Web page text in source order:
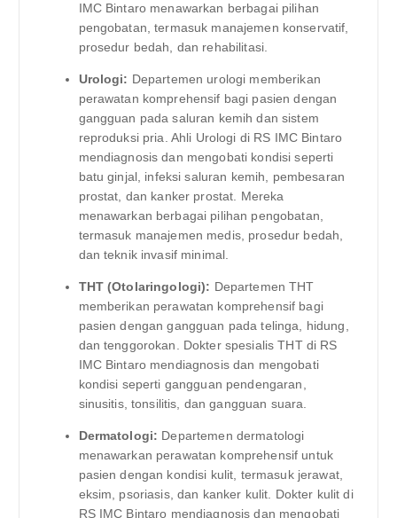
IMC Bintaro menawarkan berbagai pilihan
pengobatan, termasuk manajemen konservatif,
prosedur bedah, dan rehabilitasi.
Urologi: Departemen urologi memberikan
perawatan komprehensif bagi pasien dengan
gangguan pada saluran kemih dan sistem
reproduksi pria. Ahli Urologi di RS IMC Bintaro
mendiagnosis dan mengobati kondisi seperti
batu ginjal, infeksi saluran kemih, pembesaran
prostat, dan kanker prostat. Mereka
menawarkan berbagai pilihan pengobatan,
termasuk manajemen medis, prosedur bedah,
dan teknik invasif minimal.
THT (Otolaringologi): Departemen THT
memberikan perawatan komprehensif bagi
pasien dengan gangguan pada telinga, hidung,
dan tenggorokan. Dokter spesialis THT di RS
IMC Bintaro mendiagnosis dan mengobati
kondisi seperti gangguan pendengaran,
sinusitis, tonsilitis, dan gangguan suara.
Dermatologi: Departemen dermatologi
menawarkan perawatan komprehensif untuk
pasien dengan kondisi kulit, termasuk jerawat,
eksim, psoriasis, dan kanker kulit. Dokter kulit di
RS IMC Bintaro mendiagnosis dan mengobati